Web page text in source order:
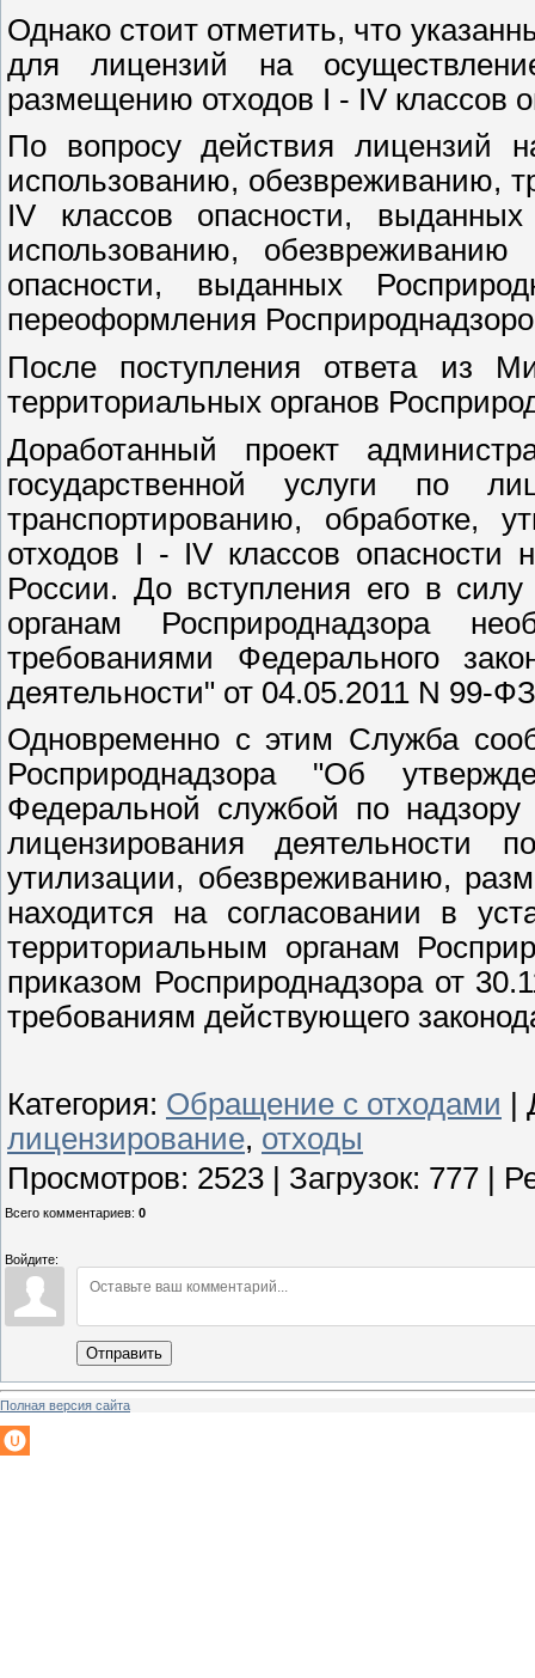
Однако стоит отметить, что
для лицензий на
размещению отходов I - IV классов
По вопросу действия лицензий
использованию, обезвреживанию,
IV классов опасности,
использованию,
опасности, выданных
переоформления
После поступления ответа из
территориальных органов
Доработанный проект
государственной услуги по
транспортированию, обработке,
отходов I - IV классов опасности
России. До вступления его в силу
органам Росприроднадзора
требованиями Федерального
деятельности" от 04.05.2011 N 99-
Одновременно с этим Служба
Росприроднадзора "Об
Федеральной службой по
лицензирования деятельности
утилизации, обезвреживанию,
находится на согласовании в
территориальным органам
приказом Росприроднадзора от
требованиям действующего
Категория: Обращение с отходами
лицензирование, отходы
Просмотров: 2523 Загрузок: 777
Всего комментариев: 0
Войдите:
Отправить
Полная версия сайта